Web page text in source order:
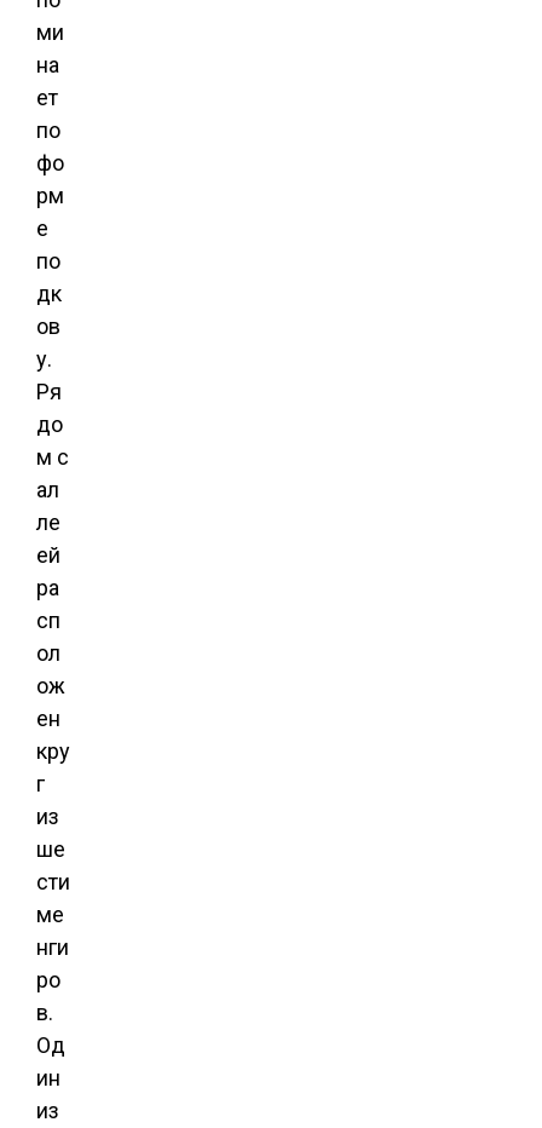
ми
на
ет
по
фо
рм
е
по
дк
ов
у.
Ря
до
м с
ал
ле
ей
ра
сп
ол
ож
ен
кру
г
из
ше
сти
ме
нги
ро
в.
Од
ин
из